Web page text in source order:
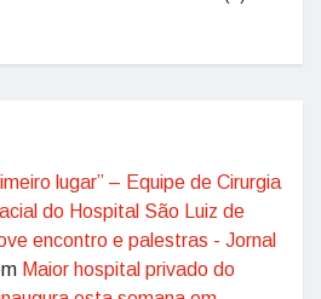
lugar” – Equipe de Cirurgia
do Hospital São Luiz de
encontro e palestras - Jornal
Maior hospital privado do